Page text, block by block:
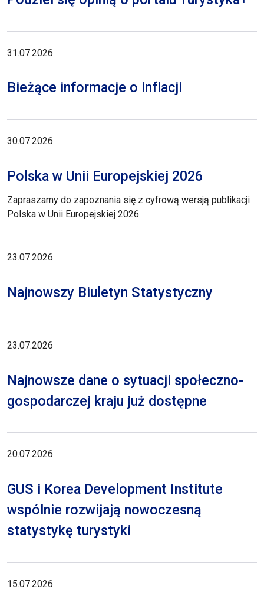
31.07.2026
Bieżące informacje o inflacji
30.07.2026
Polska w Unii Europejskiej 2026
Zapraszamy do zapoznania się z cyfrową wersją publikacji
Polska w Unii Europejskiej 2026
23.07.2026
Najnowszy Biuletyn Statystyczny
23.07.2026
Najnowsze dane o sytuacji społeczno-
gospodarczej kraju już dostępne
20.07.2026
GUS i Korea Development Institute
wspólnie rozwijają nowoczesną
statystykę turystyki
15.07.2026